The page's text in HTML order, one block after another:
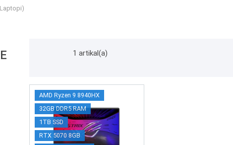
1 artikal(a)
AMD Ryzen 9 8940HX
32GB DDR5 RAM
1TB SSD
RTX 5070 8GB